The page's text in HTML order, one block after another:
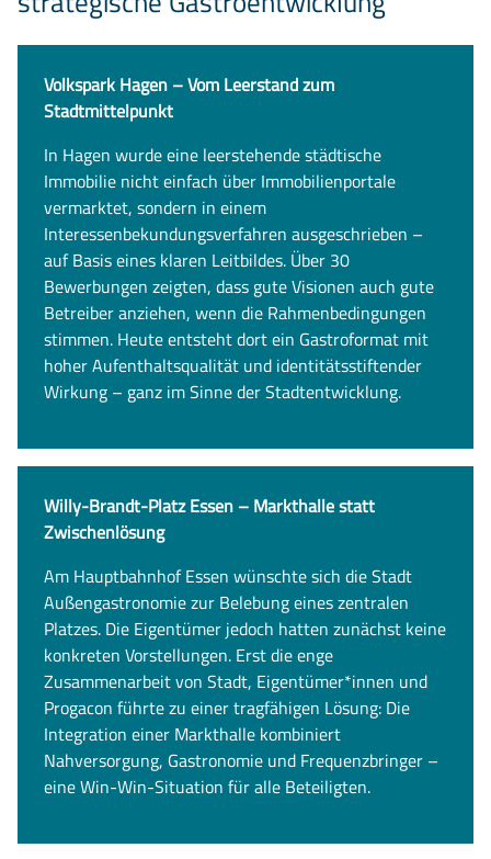
Volkspark Hagen – Vom Leerstand zum
Stadtmittelpunkt
In Hagen wurde eine leerstehende städtische
Immobilie nicht einfach über Immobilienportale
vermarktet, sondern in einem
Interessenbekundungsverfahren ausgeschrieben –
auf Basis eines klaren Leitbildes. Über 30
Bewerbungen zeigten, dass gute Visionen auch gute
Betreiber anziehen, wenn die Rahmenbedingungen
stimmen. Heute entsteht dort ein Gastroformat mit
hoher Aufenthaltsqualität und identitätsstiftender
Wirkung – ganz im Sinne der Stadtentwicklung.
Willy-Brandt-Platz Essen – Markthalle statt
Zwischenlösung
Am Hauptbahnhof Essen wünschte sich die Stadt
Außengastronomie zur Belebung eines zentralen
Platzes. Die Eigentümer jedoch hatten zunächst keine
konkreten Vorstellungen. Erst die enge
Zusammenarbeit von Stadt, Eigentümer*innen und
Progacon führte zu einer tragfähigen Lösung: Die
Integration einer Markthalle kombiniert
Nahversorgung, Gastronomie und Frequenzbringer –
eine Win-Win-Situation für alle Beteiligten.